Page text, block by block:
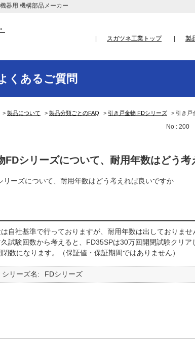
器用 機構部品メーカー
スガツネ工業トップ 製
くあるご質問
> 製品について > 製品分類ごとのFAQ > 引き戸金物 FDシリーズ > 引き戸
No : 200
FDシリーズについて、耐用年数はどう考
リーズについて、耐用年数はどう考えれば良いですか
自社基準で行っておりますが、耐用年数は出しておりませ
試験回数から考えると、FD35SPは30万回開閉試験クリ
数になります。（保証値・保証期間ではありません）
リーズ名 FDシリーズ